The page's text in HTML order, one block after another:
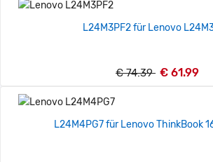
L24M3PF2 für Lenovo
€ 74.39 € 61.99
L24M4PG7 für Lenovo ThinkBook